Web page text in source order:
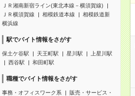
ＪＲ湘南新宿ライン(東北本線－横須賀線)
ＪＲ横須賀線
相模鉄道本線
相模鉄道新
横浜線
駅でバイト情報をさがす
保土ケ谷駅 天王町駅 星川駅
上星川駅
西谷駅
和田町駅
職種でバイト情報をさがす
事務・オフィスワーク系
販売・サービス・